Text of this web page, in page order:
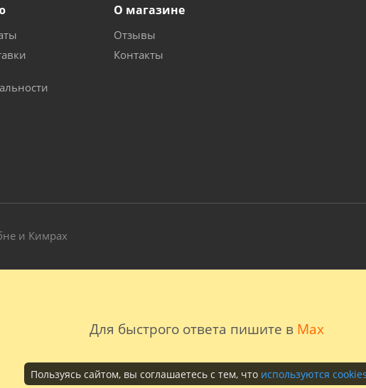
Для быстрого ответа пишите в Max
О магазине
Отзывы
Контакты
и Кимрах
Пользуясь сайтом, вы соглашаетесь с тем, что используются cookies